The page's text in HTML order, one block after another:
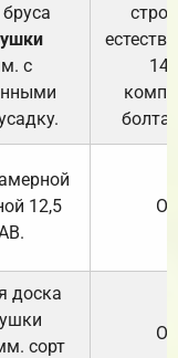
с
12,5
доска
сорт